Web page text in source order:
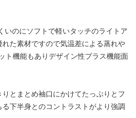
いのにソフトで軽いタッチのライトア
た素材ですので気温差による蒸れや
ト機能もありデザイン性プラス機能面
とまとめ袖口にかけてたっぷりとフ
下半身とのコントラストがより強調